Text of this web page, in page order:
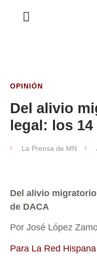
OPINIÓN
Del alivio
legal: los
La Prensa de MN
Del alivio
de DACA
Por José López
Para La Red Hispana